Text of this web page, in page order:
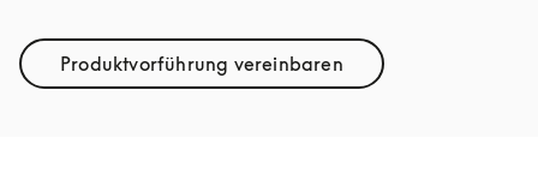
Produktvorführung vereinbaren
Link Opens in New Tab